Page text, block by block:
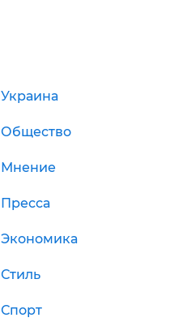
Украина
Общество
Мнение
Пресса
Экономика
Стиль
Спорт